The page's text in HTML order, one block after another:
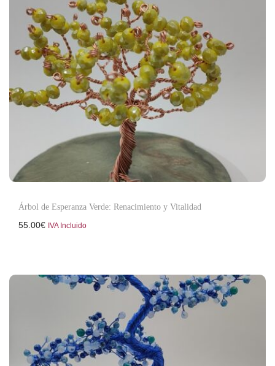
Árbol de Esperanza Verde: Renacimiento y Vitalidad
55.00€ IVA Incluido